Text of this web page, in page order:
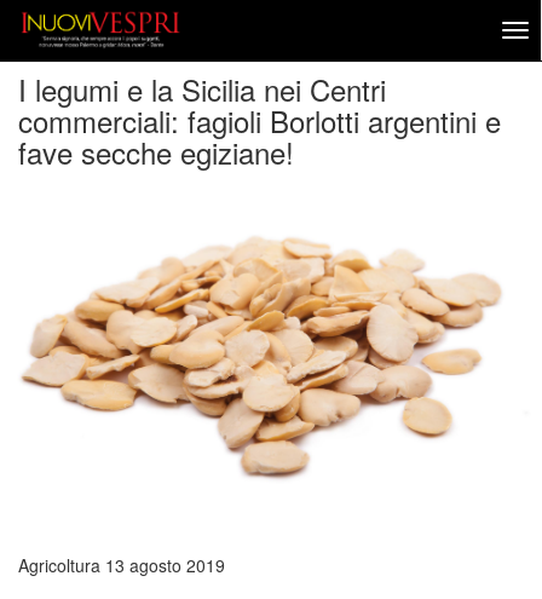
I legumi e la Sicilia nei Centri
commerciali: fagioli Borlotti argentini e
fave secche egiziane!
Agricoltura 13 agosto 2019